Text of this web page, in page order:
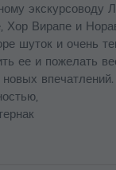
экскурсоводу
Хор Вирапе и
шуток и очень
ее и пожелать
новых впечатлений.